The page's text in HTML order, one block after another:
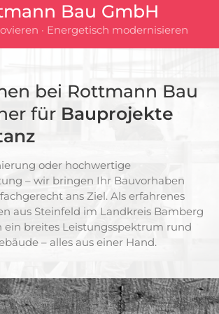
Bau GmbH
· Energetisch modernisieren
bei Rottmann Bau
für Bauprojekte
oder hochwertige
– wir bringen Ihr Bauvorhaben
ans Ziel. Als erfahrenes
aus Steinfeld im Landkreis Bamberg
ein breites Leistungsspektrum rund
– alles aus einer Hand.